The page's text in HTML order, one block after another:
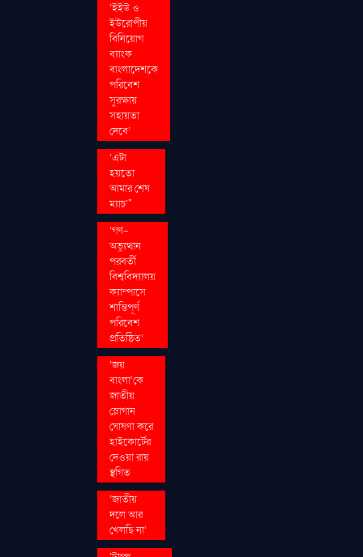
‘ইইউ ও
ইউরোপীয়
বিনিয়োগ
ব্যাংক
বাংলাদেশকে
পরিবেশ
সুরক্ষায়
সহায়তা
দেবে’
‘এটা
হয়তো
আমার শেষ
ম্যাচ’"
‘গণ–
অভ্যুত্থান
পরবর্তী
বিশ্ববিদ্যালয়
ক্যাম্পাসে
শান্তিপূর্ণ
পরিবেশ
প্রতিষ্ঠিত’
‘জয়
বাংলা’কে
জাতীয়
স্লোগান
ঘোষণা করে
হাইকোর্টের
দেওয়া রায়
স্থগিত
‘জাতীয়
দলে আর
খেলছি না’